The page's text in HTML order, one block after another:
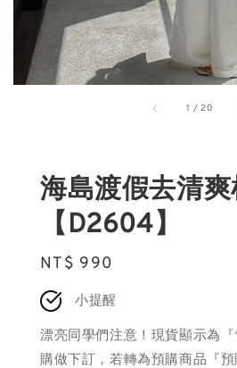
1 /20
海島渡假去清
【D2604】
Regular
price
NT$ 990
小提醒
漂亮同學們注意！現貨顯示為
購做下訂，若轉為預購商品『